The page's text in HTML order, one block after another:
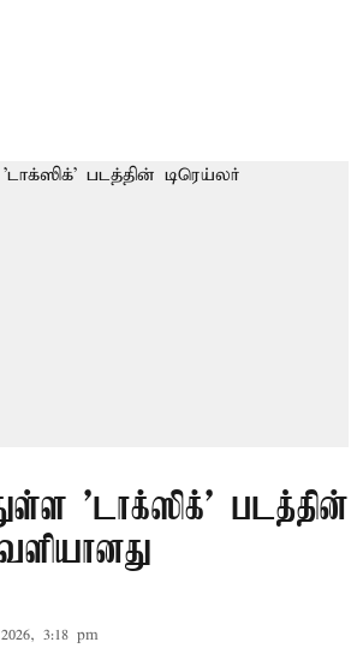
'டாக்‌ஸிக்' படத்தின்
3:18 pm